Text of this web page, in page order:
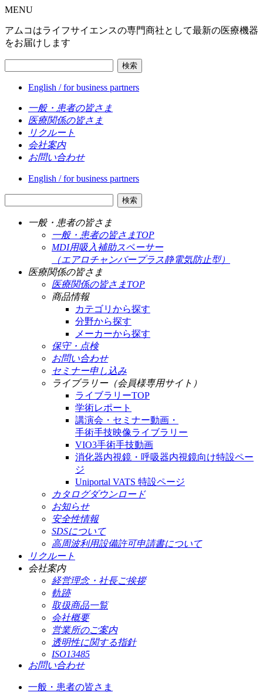
MENU
アムコはライフサイエンスの専門商社として最新の医療機器
をお届けします
検索
English / for business partners
一般・患者の皆さま
医療関係の皆さま
リクルート
会社案内
お問い合わせ
English / for business partners
検索
一般・患者の皆さま
一般・患者の皆さまTOP
MDI用吸入補助スペーサー
（エアロチャンバープラス静電気防止型）
医療関係の皆さま
医療関係の皆さまTOP
商品情報
カテゴリから探す
分野から探す
メーカーから探す
保守・点検
お問い合わせ
セミナー申し込み
ライブラリー（会員様専用サイト）
ライブラリーTOP
学術レポート
講演会・セミナー動画・
手術手技映像ライブラリー
VIO3手術手技動画
消化器内視鏡・呼吸器内視鏡向け特設ペー
ジ
Uniportal VATS 特設ページ
カタログダウンロード
お知らせ
安全性情報
SDSについて
高周波利用設備許可申請書について
リクルート
会社案内
経営理念・社長ご挨拶
軌跡
取扱商品一覧
会社概要
営業所のご案内
透明性に関する指針
ISO13485
お問い合わせ
一般・患者の皆さま